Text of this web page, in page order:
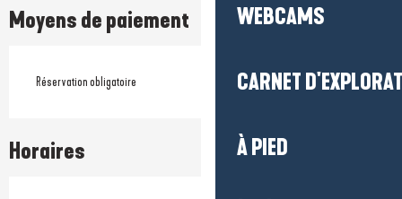
WEBCAMS
CARNET
À PIED
Moyens de paiement
Réservation obligatoire
Horaires